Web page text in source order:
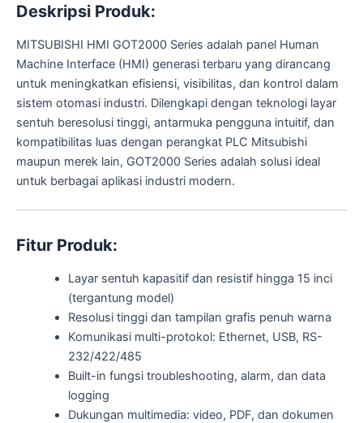
Deskripsi Produk:
MITSUBISHI HMI GOT2000 Series adalah panel Human
Machine Interface (HMI) generasi terbaru yang dirancang
untuk meningkatkan efisiensi, visibilitas, dan kontrol dalam
sistem otomasi industri. Dilengkapi dengan teknologi layar
sentuh beresolusi tinggi, antarmuka pengguna intuitif, dan
kompatibilitas luas dengan perangkat PLC Mitsubishi
maupun merek lain, GOT2000 Series adalah solusi ideal
untuk berbagai aplikasi industri modern.
Fitur Produk:
Layar sentuh kapasitif dan resistif hingga 15 inci
(tergantung model)
Resolusi tinggi dan tampilan grafis penuh warna
Komunikasi multi-protokol: Ethernet, USB, RS-
232/422/485
Built-in fungsi troubleshooting, alarm, dan data
logging
Dukungan multimedia: video, PDF, dan dokumen